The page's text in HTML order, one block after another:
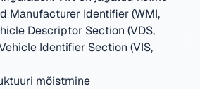
Manufacturer Identifier (WMI,
Descriptor Section (VDS,
Identifier Section (VIS,
mõistmine